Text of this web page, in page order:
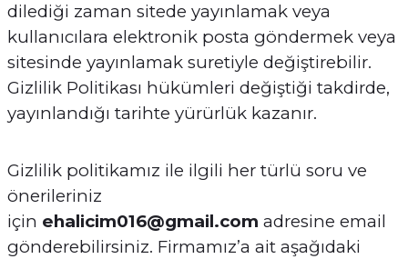
dilediği zaman sitede yayınlamak veya
kullanıcılara elektronik posta göndermek veya
sitesinde yayınlamak suretiyle değiştirebilir.
Gizlilik Politikası hükümleri değiştiği takdirde,
yayınlandığı tarihte yürürlük kazanır.
Gizlilik politikamız ile ilgili her türlü soru ve
önerileriniz
için ehalicim016@gmail.com adresine email
gönderebilirsiniz. Firmamız’a ait aşağıdaki